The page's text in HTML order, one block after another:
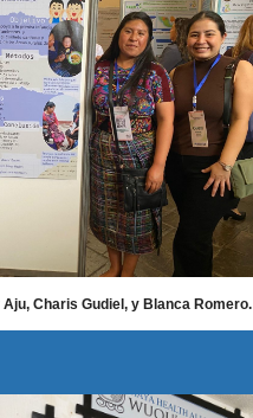
Charis Gudiel, y Blanca Romero.